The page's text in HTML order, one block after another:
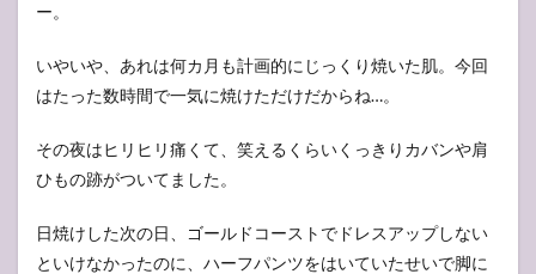
ー。
いやいや、あれは何カ月も計画的にじっくり焼いた肌。今回
はたった数時間で一気に焼けただけだからね…。
その夜はヒリヒリ痛くて、笑えるくらいくっきりカバンや肩
ひもの跡がついてました。
日焼けした次の日、ゴールドコーストでドレスアップしない
といけなかったのに、ハーフパンツをはいていたせいで脚に